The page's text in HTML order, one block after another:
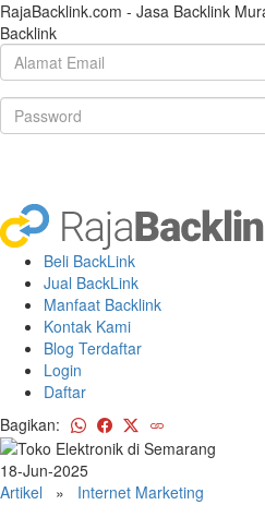
RajaBacklink.com - Jasa Backlink
Backlink
Beli BackLink
Jual BackLink
Manfaat Backlink
Kontak Kami
Blog Terdaftar
Login
Daftar
Bagikan:
18-Jun-2025
Artikel » Internet Marketing